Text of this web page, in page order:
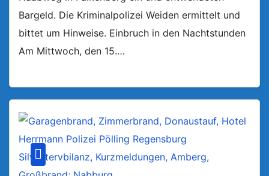
Bargeld. Die Kriminalpolizei Weiden ermittelt und
bittet um Hinweise. Einbruch in den Nachtstunden
Am Mittwoch, den 15.…